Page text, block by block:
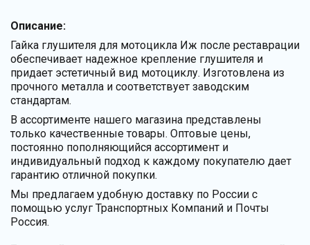
Описание:
Гайка глушителя для мотоцикла Иж после реставрации
обеспечивает надежное крепление глушителя и
придает эстетичный вид мотоциклу. Изготовлена из
прочного металла и соответствует заводским
стандартам.
В ассортименте нашего магазина представлены
только качественные товары. Оптовые цены,
постоянно пополняющийся ассортимент и
индивидуальный подход к каждому покупателю дает
гарантию отличной покупки.
Мы предлагаем удобную доставку по России с
помощью услуг Транспортных Компаний и Почты
Россия.